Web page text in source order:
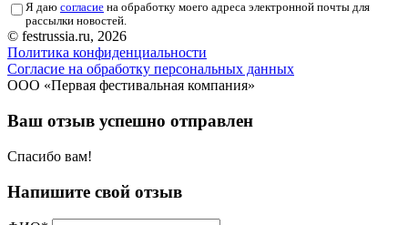
Я даю согласие на обработку моего адреса электронной почты для
рассылки новостей.
© festrussia.ru, 2026
Политика конфиденциальности
Cогласие на обработку персональных данных
ООО «Первая фестивальная компания»
Ваш отзыв успешно отправлен
Спасибо вам!
Напишите свой отзыв